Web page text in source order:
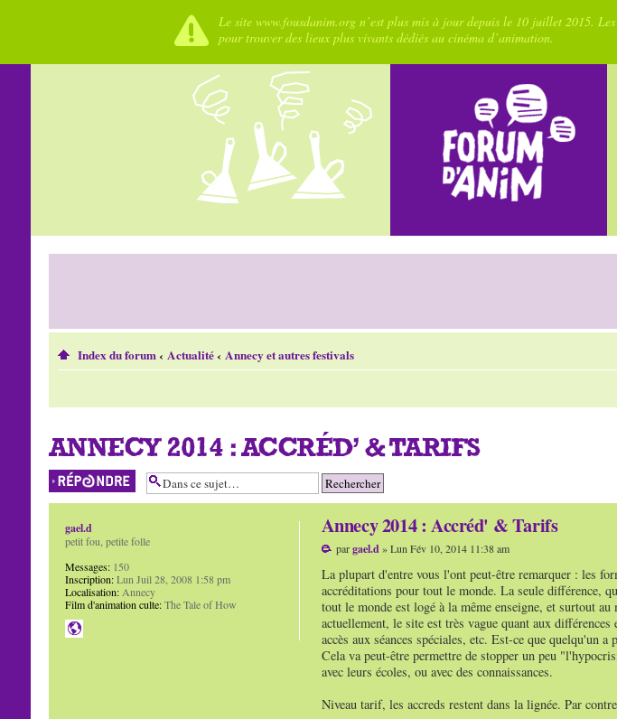
Le site www.fousdanim.org n’est plus mis à jour depuis le 10 juillet 2015.
pour trouver des lieux plus vivants dédiés au cinéma d’animation.
Index du forum‹ Actualité‹ Annecy et autres festivals
ANNECY 2014 : ACCRÉD' & TARIFS
Répondre
Annecy 2014 : Accréd' & Tarifs
pargael.d » Lun Fév 10, 2014 11:38 am
La plupart d'entre vous l'ont peut-être remarquer : les
accréditations pour tout le monde. La seule différence,
tout le monde est logé à la même enseigne, et surtout
actuellement, le site est très vague quant aux
accès aux séances spéciales, etc. Est-ce que quelqu'un a
Cela va peut-être permettre de stopper un peu
avec leurs écoles, ou avec des connaissances.
Niveau tarif, les accreds restent dans la lignée. Par
gael.d
petit fou, petite folle
Messages:150
Inscription:Lun Juil 28, 2008 1:58 pm
Localisation:Annecy
Film d'animation culte:The Tale of How